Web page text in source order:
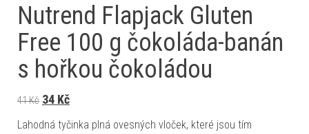
Nutrend Flapjack Gluten
Free 100 g čokoláda-banán
s hořkou čokoládou
41Kč Původní cena byla: 41 Kč.
34 KčAktuální cena je: 34 Kč.
Lahodná tyčinka plná ovesných vloček, které jsou tím